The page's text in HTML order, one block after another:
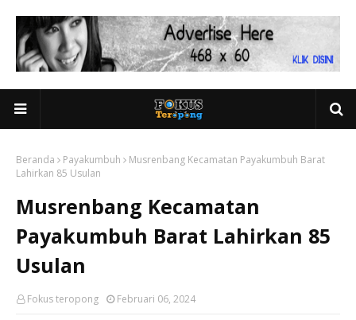
Beranda Payakumbuh
Musrenbang Kecamatan Payakumbuh Barat
Lahirkan 85 Usulan
Musrenbang Kecamatan
Payakumbuh Barat Lahirkan 85
Usulan
Fokus teropong Februari 06, 2024